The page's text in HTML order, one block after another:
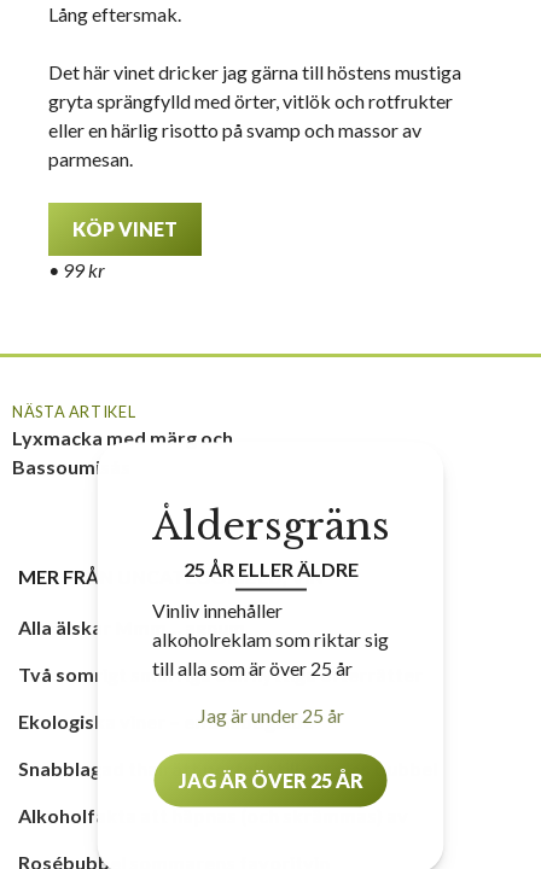
Lång eftersmak.
Det här vinet dricker jag gärna till höstens mustiga
gryta sprängfylld med örter, vitlök och rotfrukter
eller en härlig risotto på svamp och massor av
parmesan.
KÖP VINET
• 99 kr
NÄSTA ARTIKEL
Lyxmacka med märg och
Bassoumisås
MER FRÅN UNCATEGORIZED,VIN
Alla älskar Mmm… agnum
Två somrigt smarriga och nyttiga efterrätter
Ekologiska viner – en snabbguide
Snabblagad thairätt perfekt till ett glas bubbel
Alkoholfakta att häpnas (och skrämmas) av
Rosébubbel sommarens favoritvin
Åldersgräns
25 ÅR ELLER ÄLDRE
Vinliv innehåller
alkoholreklam som riktar sig
till alla som är över 25 år
Jag är under 25 år
JAG ÄR ÖVER 25 ÅR